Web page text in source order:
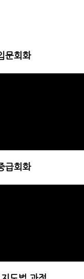
문회화
급회화